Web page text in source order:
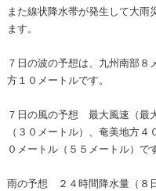
また線状降水帯が発生して大雨
ます。
７日の波の予想は、九州南部
方１０メートルです。
７日の風の予想 最大風速（最
（３０メートル）、奄美地方
０メートル（５５メートル）です
雨の予想 ２４時間降水量（８